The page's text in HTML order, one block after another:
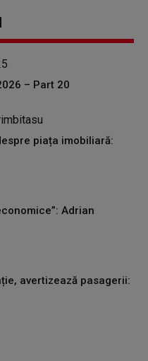
– Part 20
piața imobiliară:
Adrian
avertizează pasagerii: